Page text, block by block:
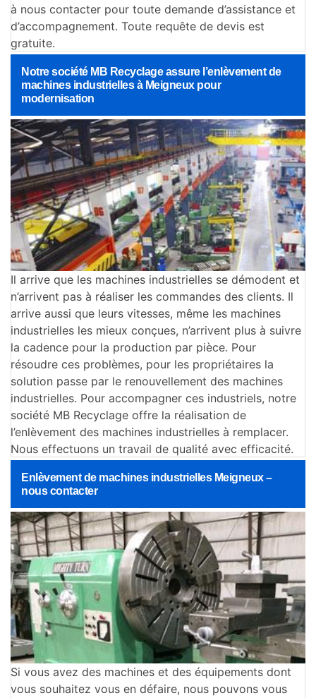
à nous contacter pour toute demande d’assistance et
d’accompagnement. Toute requête de devis est
gratuite.
Notre société MB Recyclage assure l’enlèvement de
machines industrielles à Meigneux pour
modernisation
Il arrive que les machines industrielles se démodent et
n’arrivent pas à réaliser les commandes des clients. Il
arrive aussi que leurs vitesses, même les machines
industrielles les mieux conçues, n’arrivent plus à suivre
la cadence pour la production par pièce. Pour
résoudre ces problèmes, pour les propriétaires la
solution passe par le renouvellement des machines
industrielles. Pour accompagner ces industriels, notre
société MB Recyclage offre la réalisation de
l’enlèvement des machines industrielles à remplacer.
Nous effectuons un travail de qualité avec efficacité.
Enlèvement de machines industrielles Meigneux –
nous contacter
Si vous avez des machines et des équipements dont
vous souhaitez vous en défaire, nous pouvons vous